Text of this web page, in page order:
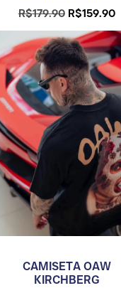
R$179.90 R$159.90
CAMISETA OAW
KIRCHBERG